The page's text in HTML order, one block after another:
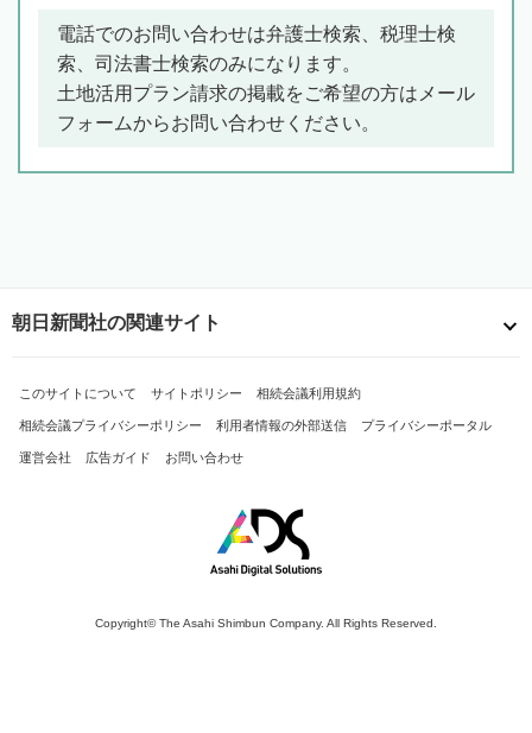
電話でのお問い合わせは弁護士検索、税理士検
索、司法書士検索のみになります。
土地活用プラン請求の掲載をご希望の方はメール
フォームからお問い合わせください。
朝日新聞社の関連サイト
このサイトについて サイトポリシー 相続会議利用規約
相続会議プライバシーポリシー 利用者情報の外部送信 プライバシーポータル
運営会社 広告ガイド お問い合わせ
Copyright© The Asahi Shimbun Company. All Rights Reserved.